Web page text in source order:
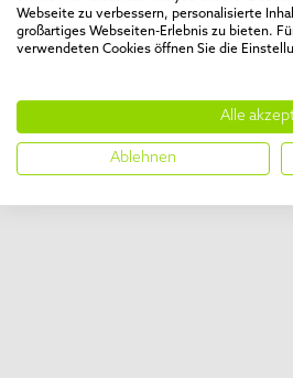
Auszeichnung der Marke
anlässlich der
27. Juli 2023. FURminator
‚Fellpflegeprodukte -
Jahr in der Global Award
Auszeichnungen, die in hohem
die Errungenschaften einiger
Webseite zu verbessern, personalisierte
großartiges Webseiten-Erlebnis zu bieten.
verwendeten Cookies öffnen Sie die
Alle
Ablehnen